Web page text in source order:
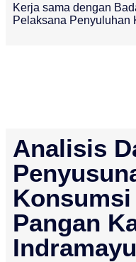
Kerja sama dengan
Pelaksana Penyuluhan
Analisis
Pangan